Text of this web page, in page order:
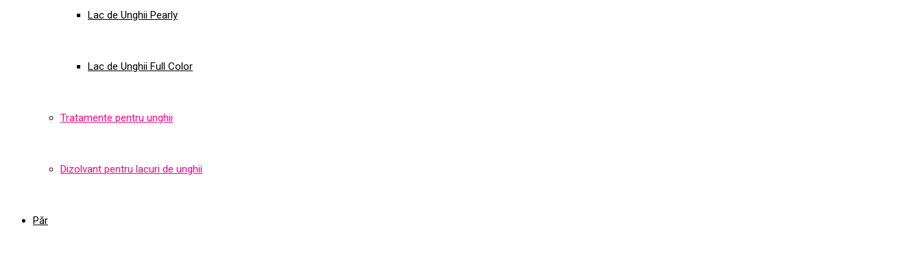
Lac de Unghii Pearly
Lac de Unghii Full Color
Tratamente pentru unghii
Dizolvant pentru lacuri de unghii
Păr